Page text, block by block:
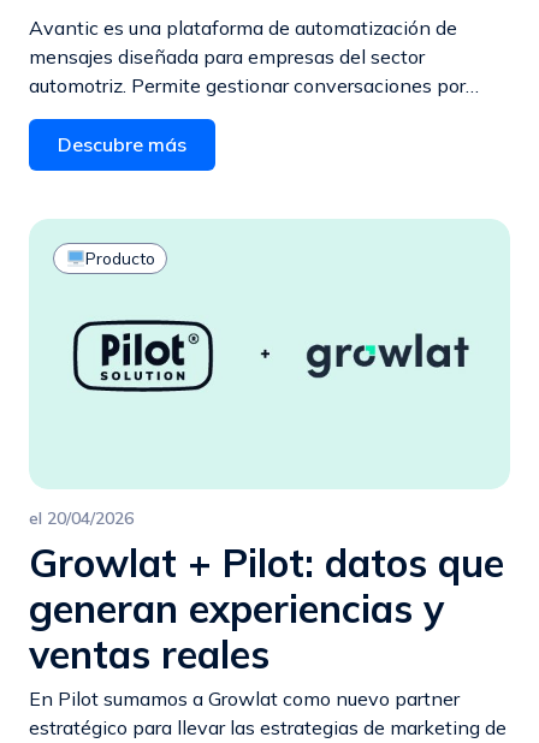
Avantic es una plataforma de automatización de
mensajes diseñada para empresas del sector
automotriz. Permite gestionar conversaciones por…
Descubre más
Producto
el 20/04/2026
Growlat + Pilot: datos que
generan experiencias y
ventas reales
En Pilot sumamos a Growlat como nuevo partner
estratégico para llevar las estrategias de marketing de